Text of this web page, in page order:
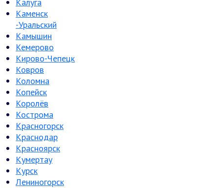
Каменск
-Уральский
Камышин
Кемерово
Кирово-Чепецк
Ковров
Коломна
Копейск
Королёв
Кострома
Красногорск
Краснодар
Красноярск
Кумертау
Курск
Лениногорск